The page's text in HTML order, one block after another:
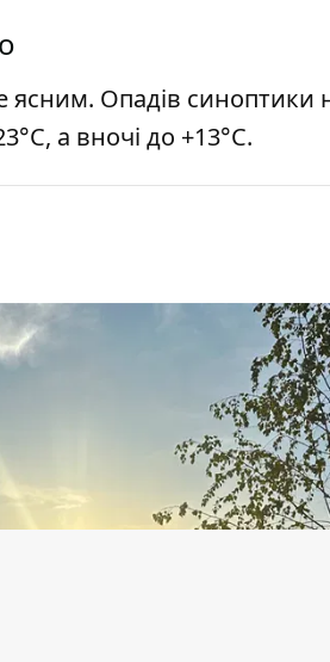
ясним. Опадів синоптики
а вночі до +13°С.